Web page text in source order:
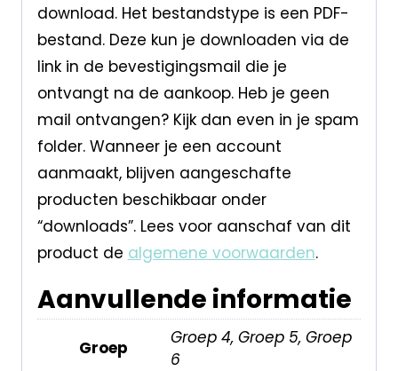
download. Het bestandstype is een PDF-
bestand. Deze kun je downloaden via de
link in de bevestigingsmail die je
ontvangt na de aankoop. Heb je geen
mail ontvangen? Kijk dan even in je spam
folder. Wanneer je een account
aanmaakt, blijven aangeschafte
producten beschikbaar onder
“downloads”. Lees voor aanschaf van dit
product de algemene voorwaarden.
Aanvullende informatie
Groep
Groep 4, Groep 5, Groep
6